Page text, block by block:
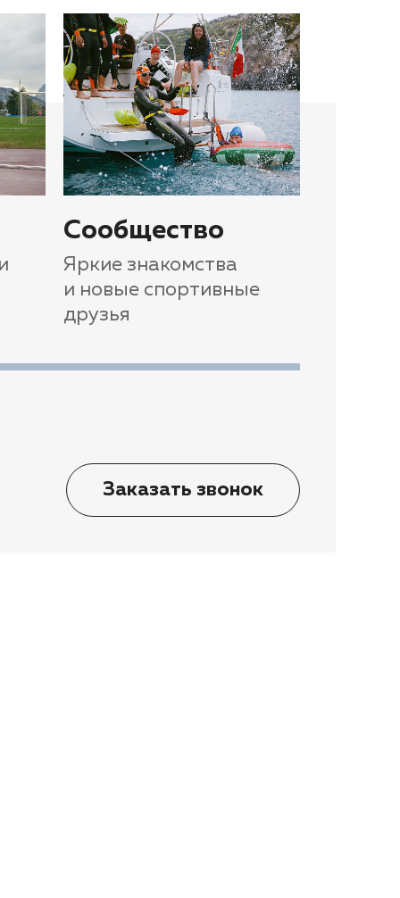
Сообщество
Яркие знакомства
и новые спортивные
друзья
Заказать звонок